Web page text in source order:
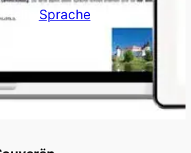
Sprache